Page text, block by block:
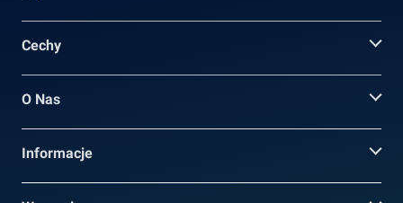
Cechy
O Nas
Informacje